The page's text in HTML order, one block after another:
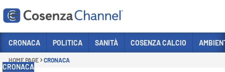
Sezioni
CRONACA POLITICA SANITÀ COSENZA CALCIO
HOME PAGE CRONACA
CRONACA